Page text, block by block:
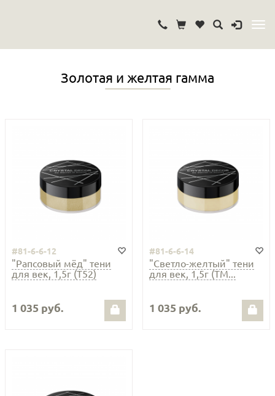
Золотая и желтая гамма
#81-6-6-12
"Рапсовый мёд" тени
для век, 1,5г (Т52)
1 035 руб.
#81-6-6-14
"Светло-желтый" тени
для век, 1,5г (ТМ...
1 035 руб.